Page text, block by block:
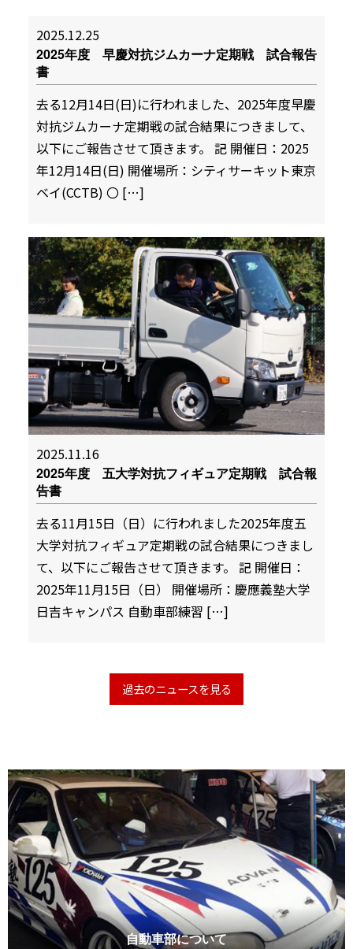
2025.12.25
2025年度 早慶対抗ジムカーナ定期戦 試合報告
書
去る12月14日(日)に行われました、2025年度早慶
対抗ジムカーナ定期戦の試合結果につきまして、
以下にご報告させて頂きます。 記 開催日：2025
年12月14日(日) 開催場所：シティサーキット東京
ベイ(CCTB) 〇 […]
2025.11.16
2025年度 五大学対抗フィギュア定期戦 試合報
告書
去る11月15日（日）に行われました2025年度五
大学対抗フィギュア定期戦の試合結果につきまし
て、以下にご報告させて頂きます。 記 開催日：
2025年11月15日（日） 開催場所：慶應義塾大学
日吉キャンパス 自動車部練習 […]
過去のニュースを見る
自動車部について